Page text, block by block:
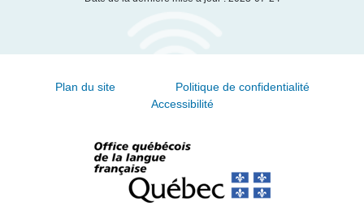
Plan du site
Politique de confidentialité
Accessibilité